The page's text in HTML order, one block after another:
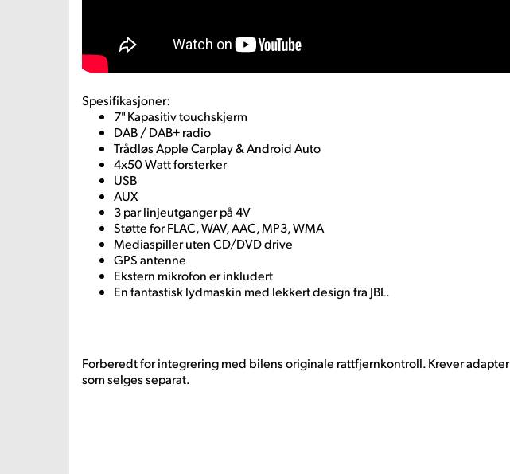
Spesifikasjoner:
7" Kapasitiv touchskjerm
DAB / DAB+ radio
Trådløs Apple Carplay & Android Auto
4x50 Watt forsterker
USB
AUX
3 par linjeutganger på 4V
Støtte for FLAC, WAV, AAC, MP3, WMA
Mediaspiller uten CD/DVD drive
GPS antenne
Ekstern mikrofon er inkludert
En fantastisk lydmaskin med lekkert design fra JBL.
Forberedt for integrering med bilens originale rattfjernkontroll. Krever adapter
som selges separat.